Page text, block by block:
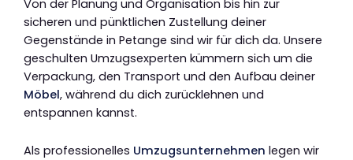
Von der Planung und Organisation bis hin zur
sicheren und pünktlichen Zustellung deiner
Gegenstände in Petange sind wir für dich da. Unsere
geschulten Umzugsexperten kümmern sich um die
Verpackung, den Transport und den Aufbau deiner
Möbel, während du dich zurücklehnen und
entspannen kannst.
Als professionelles Umzugsunternehmen legen wir